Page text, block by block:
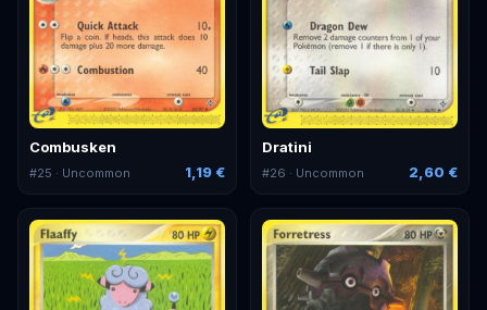
Combusken
#25 · Uncommon 1,19 €
Dratini
#26 · Uncommon 2,60 €